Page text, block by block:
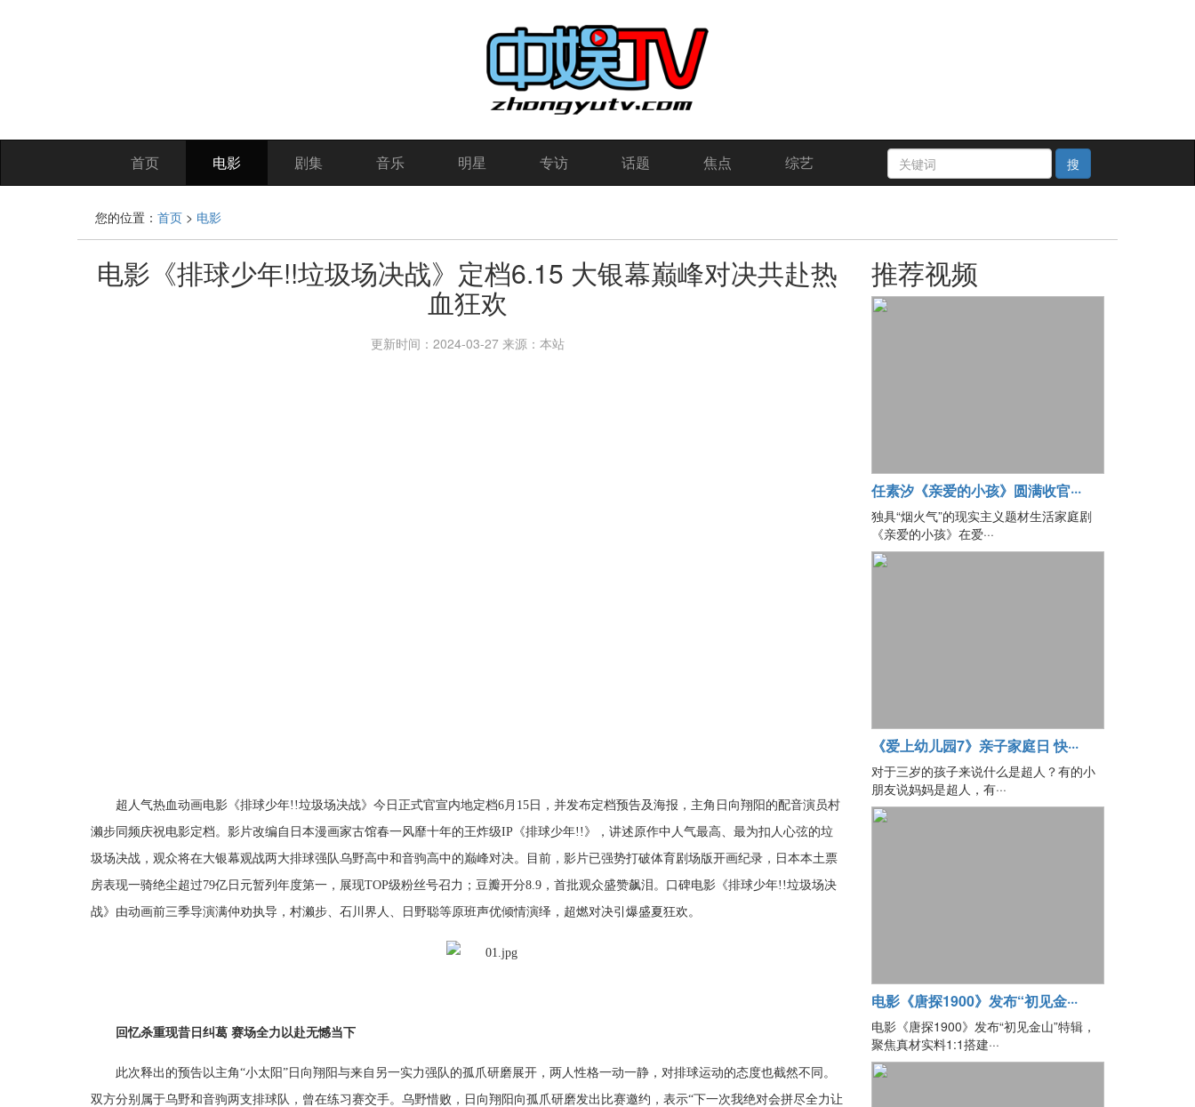
首页 电影 剧集 音乐 明星 专访 话题 焦点 综艺 搜
您的位置： 首页 > 电影
电影《排球少年!!垃圾场决战》定档6.15 大银幕巅峰对决共赴热
血狂欢
更新时间：2024-03-27 来源：本站
超人气热血动画电影《排球少年!!垃圾场决战》今日正式官宣内地定档6月15日，并发布定档预告及海报，主角日向翔阳的配音演员村
濑步同频庆祝电影定档。影片改编自日本漫画家古馆春一风靡十年的王炸级IP《排球少年!!》，讲述原作中人气最高、最为扣人心弦的垃
圾场决战，观众将在大银幕观战两大排球强队乌野高中和音驹高中的巅峰对决。目前，影片已强势打破体育剧场版开画纪录，日本本土票
房表现一骑绝尘超过79亿日元暂列年度第一，展现TOP级粉丝号召力；豆瓣开分8.9，首批观众盛赞飙泪。口碑电影《排球少年!!垃圾场决
战》由动画前三季导演满仲劝执导，村濑步、石川界人、日野聪等原班声优倾情演绎，超燃对决引爆盛夏狂欢。
回忆杀重现昔日纠葛 赛场全力以赴无憾当下
此次释出的预告以主角“小太阳”日向翔阳与来自另一实力强队的孤爪研磨展开，两人性格一动一静，对排球运动的态度也截然不同。
双方分别属于乌野和音驹两支排球队，曾在练习赛交手。乌野惜败，日向翔阳向孤爪研磨发出比赛邀约，表示“下一次我绝对会拼尽全力让
推荐视频
任素汐《亲爱的小孩》圆满收官···
独具“烟火气”的现实主义题材生活家庭剧
《亲爱的小孩》在爱···
《爱上幼儿园7》亲子家庭日 快···
对于三岁的孩子来说什么是超人？有的小
朋友说妈妈是超人，有···
电影《唐探1900》发布“初见金···
电影《唐探1900》发布“初见金山”特辑，
聚焦真材实料1:1搭建···